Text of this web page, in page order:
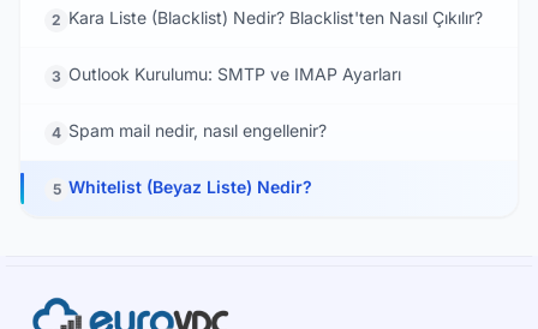
2 Kara Liste (Blacklist) Nedir? Blacklist'ten Nasıl Çıkılır?
3 Outlook Kurulumu: SMTP ve IMAP Ayarları
4 Spam mail nedir, nasıl engellenir?
5 Whitelist (Beyaz Liste) Nedir?